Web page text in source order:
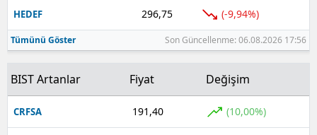
HEDEF 296,75 (-9,94%)
Tümünü Göster Son Güncellenme: 06.08.2026 17:56
BIST Artanlar Fiyat Değişim
CRFSA 191,40 (10,00%)